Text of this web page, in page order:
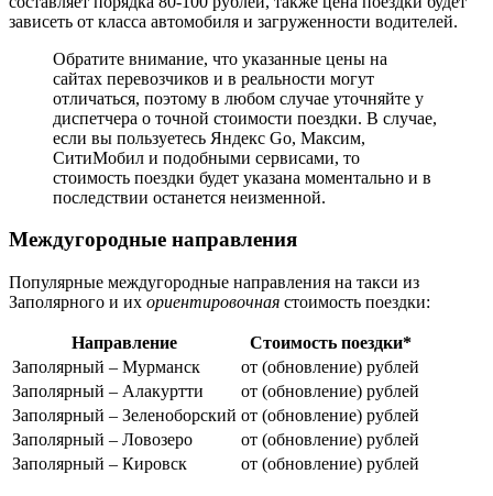
зависеть от класса автомобиля и загруженности водителей.
Обратите внимание, что указанные цены на
сайтах перевозчиков и в реальности могут
отличаться, поэтому в любом случае уточняйте у
диспетчера о точной стоимости поездки. В случае,
если вы пользуетесь Яндекс Go, Максим,
СитиМобил и подобными сервисами, то
стоимость поездки будет указана моментально и в
последствии останется неизменной.
Междугородные направления
Популярные междугородные направления на такси из
Заполярного и их ориентировочная стоимость поездки:
Направление
Стоимость поездки*
Заполярный – Мурманск
от (обновление) рублей
Заполярный – Алакуртти
от (обновление) рублей
Заполярный – Зеленоборский от (обновление) рублей
Заполярный – Ловозеро
от (обновление) рублей
Заполярный – Кировск
от (обновление) рублей